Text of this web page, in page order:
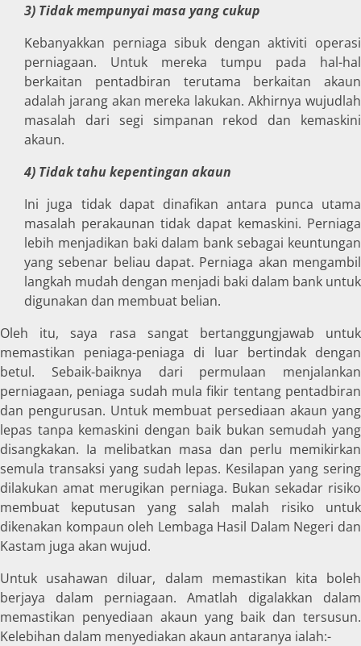
3) Tidak mempunyai masa yang cukup
Kebanyakkan perniaga sibuk dengan aktiviti operasi
perniagaan. Untuk mereka tumpu pada hal-hal
berkaitan pentadbiran terutama berkaitan akaun
adalah jarang akan mereka lakukan. Akhirnya wujudlah
masalah dari segi simpanan rekod dan kemaskini
akaun.
4) Tidak tahu kepentingan akaun
Ini juga tidak dapat dinafikan antara punca utama
masalah perakaunan tidak dapat kemaskini. Perniaga
lebih menjadikan baki dalam bank sebagai keuntungan
yang sebenar beliau dapat. Perniaga akan mengambil
langkah mudah dengan menjadi baki dalam bank untuk
digunakan dan membuat belian.
Oleh itu, saya rasa sangat bertanggungjawab untuk
memastikan peniaga-peniaga di luar bertindak dengan
betul. Sebaik-baiknya dari permulaan menjalankan
perniagaan, peniaga sudah mula fikir tentang pentadbiran
dan pengurusan. Untuk membuat persediaan akaun yang
lepas tanpa kemaskini dengan baik bukan semudah yang
disangkakan. Ia melibatkan masa dan perlu memikirkan
semula transaksi yang sudah lepas. Kesilapan yang sering
dilakukan amat merugikan perniaga. Bukan sekadar risiko
membuat keputusan yang salah malah risiko untuk
dikenakan kompaun oleh Lembaga Hasil Dalam Negeri dan
Kastam juga akan wujud.
Untuk usahawan diluar, dalam memastikan kita boleh
berjaya dalam perniagaan. Amatlah digalakkan dalam
memastikan penyediaan akaun yang baik dan tersusun.
Kelebihan dalam menyediakan akaun antaranya ialah:-